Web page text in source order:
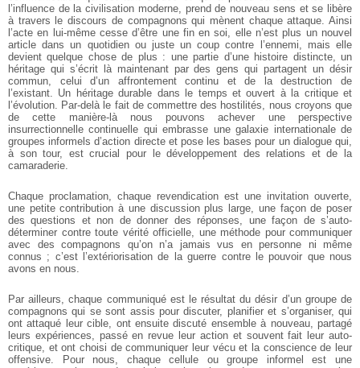
l’influence de la civilisation moderne, prend de nouveau sens et se libère
à travers le discours de compagnons qui mènentchaque attaque. Ainsi
l’acte en lui-même cesse d’être une fin en soi, elle n’est plus unnouvel
article dans un quotidien ou juste un coup contre l’ennemi, mais elle
devient quelque chose de plus : une partie d’une histoire distincte, un
héritage qui s’écrit làmaintenant par des gens qui partagent un désir
commun, celui d’un affrontementcontinu et de la destruction de
l’existant. Un héritage durable dans le temps et ouvert àla critique et
l’évolution. Par-delà le fait de commettre des hostilités, nous croyons que
de cette manière-là nous pouvons achever une perspective
insurrectionnelle continuelle qui embrasse une galaxie internationale de
groupes informels d’action directe et poseles bases pour un dialogue qui,
à son tour, est crucial pour le développement des relations et de la
camaraderie.
Chaque proclamation, chaque revendication est une invitation ouverte,
une petite contribution à une discussion plus large, une façon de poser
des questions et non de donner des réponses, une façon de s’auto-
déterminer contre toute vérité officielle, une méthode pour communiquer
avec des compagnons qu’on n’a jamais vus enpersonne ni même
connus ; c’est l’extériorisation de la guerre contre le pouvoir quenous
avons en nous.
Par ailleurs, chaque communiqué est le résultat du désir d’un groupe de
compagnons qui se sont assis pour discuter, planifier et s’organiser, qui
ont attaqué leur cible, ont ensuite discuté ensemble à nouveau, partagé
leurs expériences, passé en revue leur action et souvent fait leur auto-
critique, et ont choisi de communiquer leur vécu et la conscience de leur
offensive. Pour nous, chaque cellule ou groupe informel
est une